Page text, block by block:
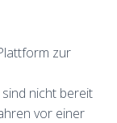
zur
sind nicht bereit
vor einer